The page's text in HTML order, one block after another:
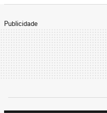
Publicidade